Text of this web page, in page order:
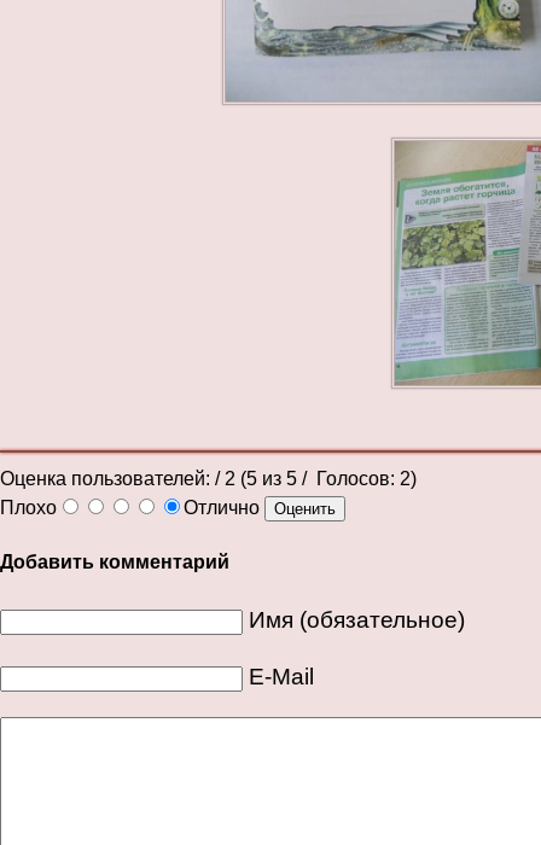
Оценка пользователей: / 2 (5 из 5 / Голосов: 2)
Плохо
Отлично
Добавить комментарий
Имя (обязательное)
E-Mail